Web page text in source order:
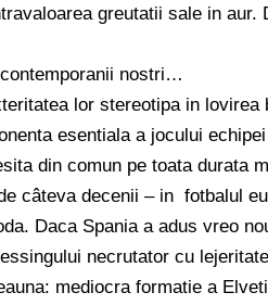
greutatii sale in
nostri…
lor stereotipa in
esentiala a jocului
din comun pe toata durata
câteva decenii – in fotbalul
Daca Spania a adus vreo
necrutator cu
mediocra formatie a